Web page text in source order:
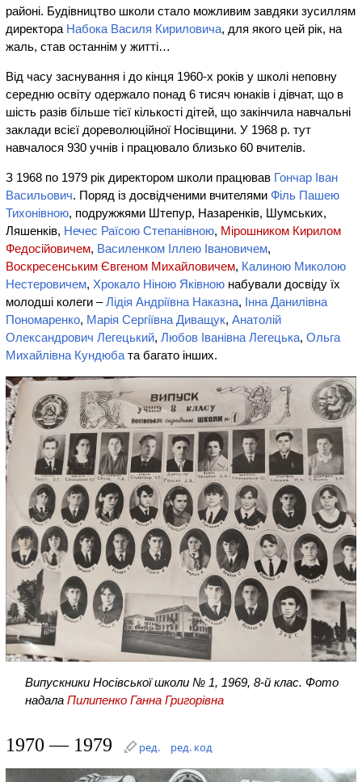
районі. Будівництво школи стало можливим завдяки зусиллям
директора Набока Василя Кириловича, для якого цей рік, на
жаль, став останнім у житті…
Від часу заснування і до кінця 1960-х років у школі неповну
середню освіту одержало понад 6 тисяч юнаків і дівчат, що в
шість разів більше тієї кількості дітей, що закінчила навчальні
заклади всієї дореволюційної Носівщини. У 1968 р. тут
навчалося 930 учнів і працювало близько 60 вчителів.
З 1968 по 1979 рік директором школи працював Гончар Іван
Васильович. Поряд із досвідченими вчи­телями Філь Пашею
Тихонівною, подружжями Штепур, Назаренків, Шумських,
Ляшенків, Нечес Раїсою Степанівною, Мірошником Кирилом
Федосійовичем, Василенком Іллею Івановичем,
Воскресенським Євгеном Михайловичем, Калиною Миколою
Нестеровичем, Хрокало Ніною Яківноюнабували досвіду їх
молодші колеги –Лідія Андріївна Наказна, Інна Данилівна
Пономаренко, Марія Сергіївна Диващук, Анатолій
Олександрович Легецький, Любов Іванівна Легецька, Ольга
Михайлівна Кундюбата багато інших.
Випускники Носівської школи № 1, 1969, 8-й клас. Фото
надалаПилипенко Ганна Григорівна
1970 — 1979 ред. ред. код